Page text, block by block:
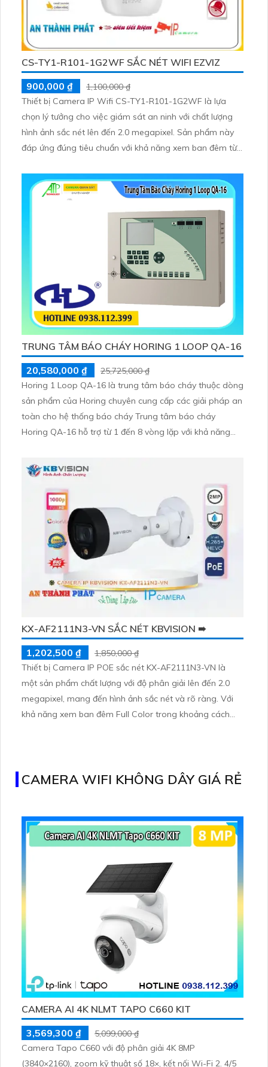
CS-TY1-R101-1G2WF SẮC NÉT WIFI EZVIZ
900,000 ₫
1,100,000 ₫
Thiết bị Camera IP Wifi CS-TY1-R101-1G2WF là lựa
chọn lý tưởng cho việc giám sát an ninh với chất lượng
hình ảnh sắc nét lên đến 2.0 megapixel. Sản phẩm này
đáp ứng đúng tiêu chuẩn với khả năng xem ban đêm từ
nghệ IP Wifi, camera không giảm chất lượng khi kết nối
mạng
TRUNG TÂM BÁO CHÁY HORING 1 LOOP QA-16
20,580,000 ₫
25,725,000 ₫
Horing 1 Loop QA-16 là trung tâm báo cháy thuộc dòng
sản phẩm của Horing chuyên cung cấp các giải pháp an
toàn cho hệ thống báo cháy Trung tâm báo cháy
Horing QA-16 hỗ trợ từ 1 đến 8 vòng lặp với khả năng
điều chỉnh và cài đặt số lượng đầu báo cháy trong hệ
thống phù hợp với yêu cầu của từng công trình.
KX-AF2111N3-VN SẮC NÉT KBVISION ➠
1,202,500 ₫
1,850,000 ₫
Thiết bị Camera IP POE sắc nét KX-AF2111N3-VN là
một sản phẩm chất lượng với độ phân giải lên đến 2.0
megapixel, mang đến hình ảnh sắc nét và rõ ràng. Với
khả năng xem ban đêm Full Color trong khoảng cách
kiệm chi phí cài đặt
CAMERA WIFI KHÔNG DÂY GIÁ RẺ
CAMERA AI 4K NLMT TAPO C660 KIT
3,569,300 ₫
5,099,000 ₫
Camera Tapo C660 với độ phân giải 4K 8MP
(3840×2160), zoom kỹ thuật số 18×, kết nối Wi-Fi 2. 4/5